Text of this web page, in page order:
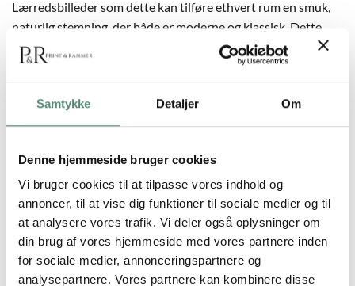
Samtykke Detaljer Om
Denne hjemmeside bruger cookies
Vi bruger cookies til at tilpasse vores indhold og
annoncer, til at vise dig funktioner til sociale medier og til
at analysere vores trafik. Vi deler også oplysninger om
din brug af vores hjemmeside med vores partnere inden
for sociale medier, annonceringspartnere og
analysepartnere. Vores partnere kan kombinere disse
Lærredsbilleder som dette kan tilføre ethvert rum en smuk,
naturlig stemning, der både er moderne og klassisk. Dette
motiv af den gule fugl er tilgængeligt i forskellige størrelser,
så du kan finde den størrelse, der passer bedst til din væg.
Udforsk vores brede udvalg af flotte billeder af dyr for flere
muligheder.
YDERLIGERE INFORMATION
STØRRELSE
60×80 cm., 70×100 cm., 90×120 cm., 100×140
cm.